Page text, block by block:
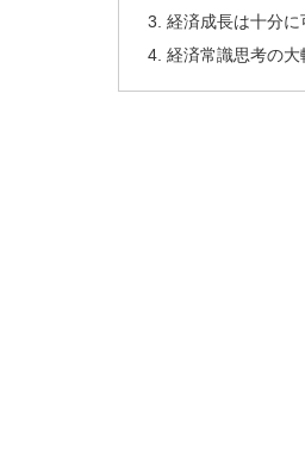
経済成長は十分に
経済常識思考の大